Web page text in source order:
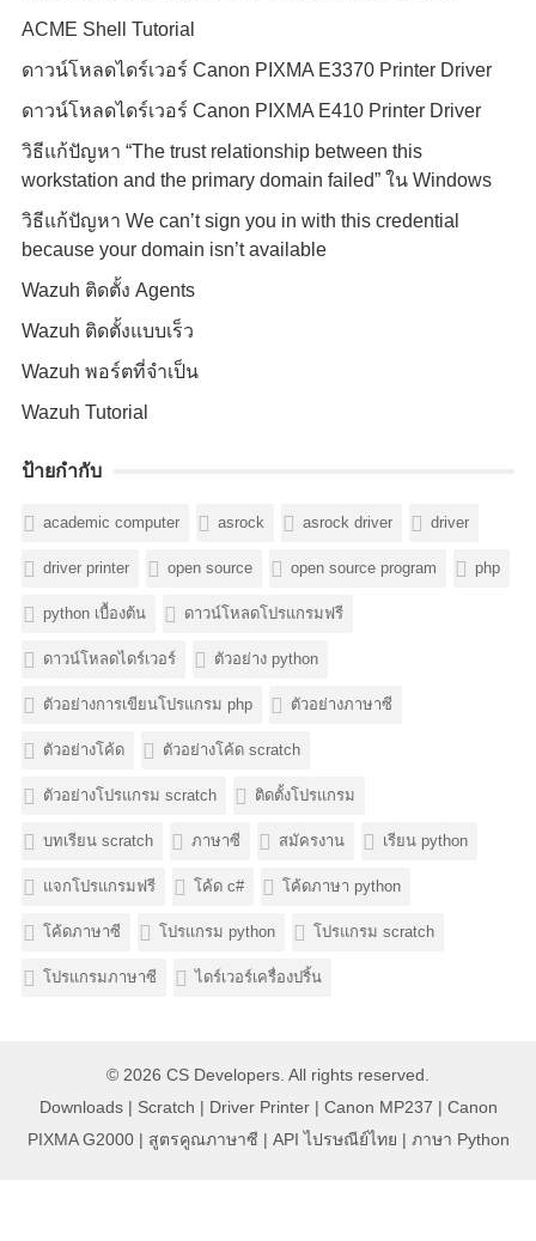
ACME Shell Tutorial
ดาวน์โหลดไดร์เวอร์ Canon PIXMA E3370 Printer Driver
ดาวน์โหลดไดร์เวอร์ Canon PIXMA E410 Printer Driver
วิธีแก้ปัญหา “The trust relationship between this
workstation and the primary domain failed” ใน Windows
วิธีแก้ปัญหา We can’t sign you in with this credential
because your domain isn’t available
Wazuh ติดตั้ง Agents
Wazuh ติดตั้งแบบเร็ว
Wazuh พอร์ตที่จำเป็น
Wazuh Tutorial
ป้ายกำกับ
academic computer asrock asrock driver driver
driver printer open source open source program php
python เบื้องต้น ดาวน์โหลดโปรแกรมฟรี
ดาวน์โหลดไดร์เวอร์ ตัวอย่าง python
ตัวอย่างการเขียนโปรแกรม php ตัวอย่างภาษาซี
ตัวอย่างโค้ด ตัวอย่างโค้ด scratch
ตัวอย่างโปรแกรม scratch ติดตั้งโปรแกรม
บทเรียน scratch ภาษาซี สมัครงาน เรียน python
แจกโปรแกรมฟรี โค้ด c# โค้ดภาษา python
โค้ดภาษาซี โปรแกรม python โปรแกรม scratch
โปรแกรมภาษาซี ไดร์เวอร์เครื่องปริ้น
© 2026 CS Developers . All rights reserved.
Downloads| Scratch | Driver Printer| Canon MP237 | Canon
PIXMA G2000| สูตรคูณภาษาซี | API ไปรษณีย์ไทย | ภาษา Python